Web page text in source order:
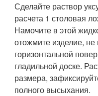
Сделайте раствор
расчета 1 столовая
Намочите в этой
отожмите изделие,
горизонтальной
гладильной доске.
размера,
полного высыхания.